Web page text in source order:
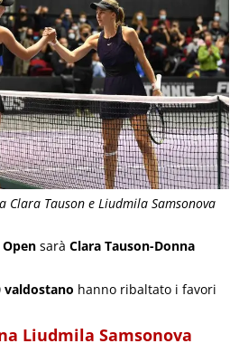
Tauson e Liudmila Samsonova
saràClara Tauson-Donna
valdostano hanno ribaltato i favori
Liudmila Samsonova